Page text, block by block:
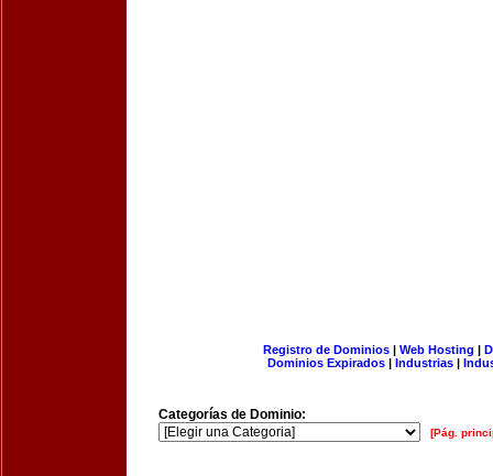
Registro de Dominios| Web Hosting |
Dominios Expirados | Industrias |
Categorías de Dominio:
[Pág.